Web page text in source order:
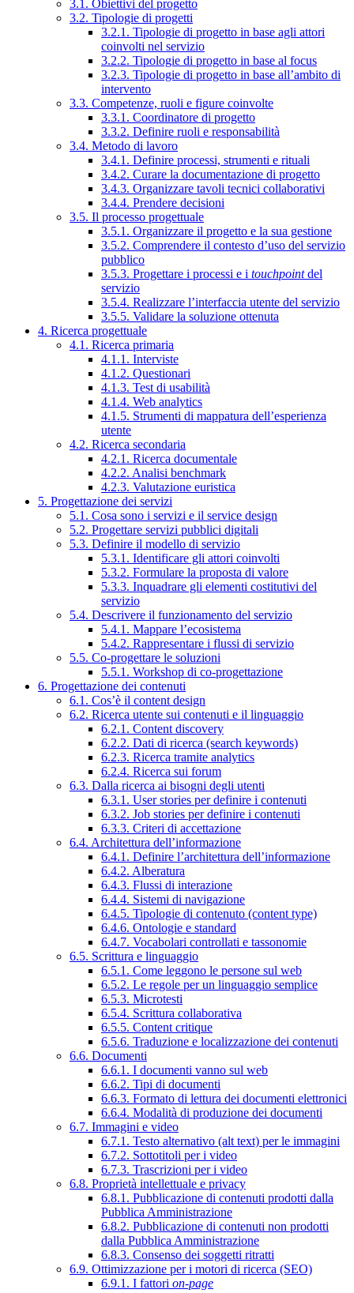
3.1. Obiettivi del progetto
3.2. Tipologie di progetti
3.2.1. Tipologie di progetto in base agli attori
coinvolti nel servizio
3.2.2. Tipologie di progetto in base al focus
3.2.3. Tipologie di progetto in base all’ambito di
intervento
3.3. Competenze, ruoli e figure coinvolte
3.3.1. Coordinatore di progetto
3.3.2. Definire ruoli e responsabilità
3.4. Metodo di lavoro
3.4.1. Definire processi, strumenti e rituali
3.4.2. Curare la documentazione di progetto
3.4.3. Organizzare tavoli tecnici collaborativi
3.4.4. Prendere decisioni
3.5. Il processo progettuale
3.5.1. Organizzare il progetto e la sua gestione
3.5.2. Comprendere il contesto d’uso del servizio
pubblico
3.5.3. Progettare i processi e i touchpointdel
servizio
3.5.4. Realizzare l’interfaccia utente del servizio
3.5.5. Validare la soluzione ottenuta
4. Ricerca progettuale
4.1. Ricerca primaria
4.1.1. Interviste
4.1.2. Questionari
4.1.3. Test di usabilità
4.1.4. Web analytics
4.1.5. Strumenti di mappatura dell’esperienza
utente
4.2. Ricerca secondaria
4.2.1. Ricerca documentale
4.2.2. Analisi benchmark
4.2.3. Valutazione euristica
5. Progettazione dei servizi
5.1. Cosa sono i servizi e il service design
5.2. Progettare servizi pubblici digitali
5.3. Definire il modello di servizio
5.3.1. Identificare gli attori coinvolti
5.3.2. Formulare la proposta di valore
5.3.3. Inquadrare gli elementi costitutivi del
servizio
5.4. Descrivere il funzionamento del servizio
5.4.1. Mappare l’ecosistema
5.4.2. Rappresentare i flussi di servizio
5.5. Co-progettare le soluzioni
5.5.1. Workshop di co-progettazione
6. Progettazione dei contenuti
6.1. Cos’è il content design
6.2. Ricerca utente sui contenuti e il linguaggio
6.2.1. Content discovery
6.2.2. Dati di ricerca (search keywords)
6.2.3. Ricerca tramite analytics
6.2.4. Ricerca sui forum
6.3. Dalla ricerca ai bisogni degli utenti
6.3.1. User stories per definire i contenuti
6.3.2. Job stories per definire i contenuti
6.3.3. Criteri di accettazione
6.4. Architettura dell’informazione
6.4.1. Definire l’architettura dell’informazione
6.4.2. Alberatura
6.4.3. Flussi di interazione
6.4.4. Sistemi di navigazione
6.4.5. Tipologie di contenuto (content type)
6.4.6. Ontologie e standard
6.4.7. Vocabolari controllati e tassonomie
6.5. Scrittura e linguaggio
6.5.1. Come leggono le persone sul web
6.5.2. Le regole per un linguaggio semplice
6.5.3. Microtesti
6.5.4. Scrittura collaborativa
6.5.5. Content critique
6.5.6. Traduzione e localizzazione dei contenuti
6.6. Documenti
6.6.1. I documenti vanno sul web
6.6.2. Tipi di documenti
6.6.3. Formato di lettura dei documenti elettronici
6.6.4. Modalità di produzione dei documenti
6.7. Immagini e video
6.7.1. Testo alternativo (alt text) per le immagini
6.7.2. Sottotitoli per i video
6.7.3. Trascrizioni per i video
6.8. Proprietà intellettuale e privacy
6.8.1. Pubblicazione di contenuti prodotti dalla
Pubblica Amministrazione
6.8.2. Pubblicazione di contenuti non prodotti
dalla Pubblica Amministrazione
6.8.3. Consenso dei soggetti ritratti
6.9. Ottimizzazione per i motori di ricerca (SEO)
6.9.1. I fattori on-page